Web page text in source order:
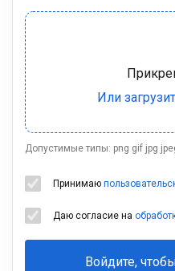
Допустимые типы: png gif jpg
Принимаю
Даю согласие на
Войдите,